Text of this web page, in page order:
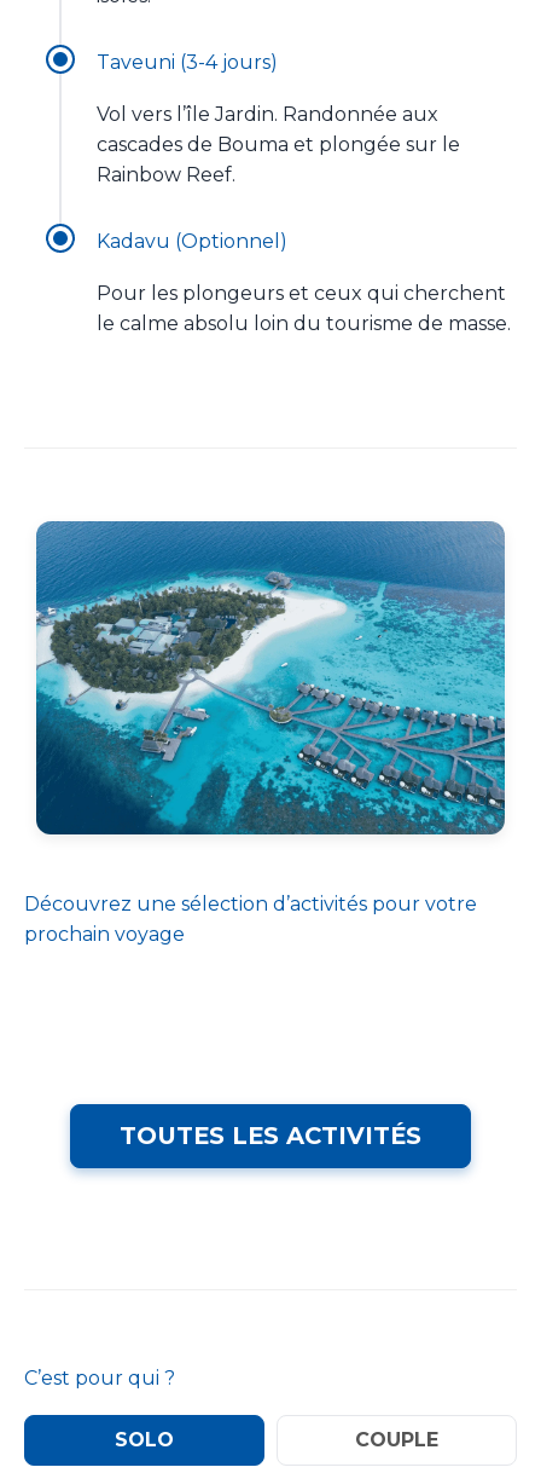
Taveuni (3-4 jours)
Vol vers l’île Jardin. Randonnée aux
cascades de Bouma et plongée sur le
Rainbow Reef.
Kadavu (Optionnel)
Pour les plongeurs et ceux qui cherchent
le calme absolu loin du tourisme de masse.
Découvrez une sélection d’activités pour votre
prochain voyage
TOUTES LES ACTIVITÉS
C’est pour qui ?
SOLO COUPLE